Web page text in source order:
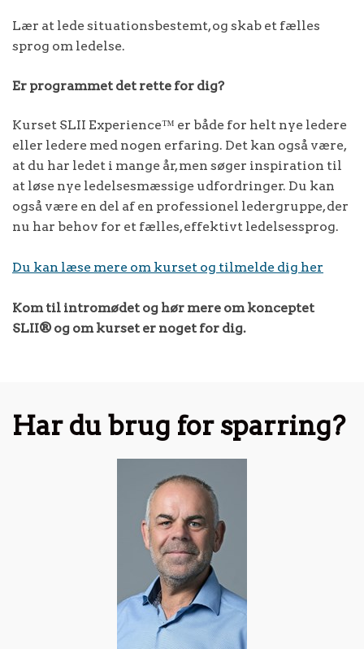
Lær at lede situationsbestemt, og skab et fælles
sprog om ledelse.
Er programmet det rette for dig?
Kurset SLII Experience™ er både for helt nye ledere
eller ledere med nogen erfaring. Det kan også være,
at du har ledet i mange år, men søger inspiration til
at løse nye ledelsesmæssige udfordringer. Du kan
også være en del af en professionel ledergruppe, der
nu har behov for et fælles, effektivt ledelsessprog.
Du kan læse mere om kurset og tilmelde dig her
Kom til intromødet og hør mere om konceptet
SLII® og om kurset er noget for dig.
Har du brug for sparring?